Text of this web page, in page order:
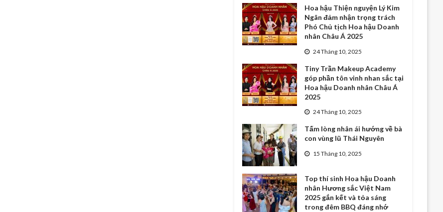
Hoa hậu Thiện nguyện Lý Kim
Ngân đảm nhận trọng trách
Phó Chủ tịch Hoa hậu Doanh
nhân Châu Á 2025
24 Tháng 10, 2025
Tiny Trần Makeup Academy
góp phần tôn vinh nhan sắc tại
Hoa hậu Doanh nhân Châu Á
2025
24 Tháng 10, 2025
Tấm lòng nhân ái hướng về bà
con vùng lũ Thái Nguyên
15 Tháng 10, 2025
Top thí sinh Hoa hậu Doanh
nhân Hương sắc Việt Nam
2025 gắn kết và tỏa sáng
trong đêm BBQ đáng nhớ